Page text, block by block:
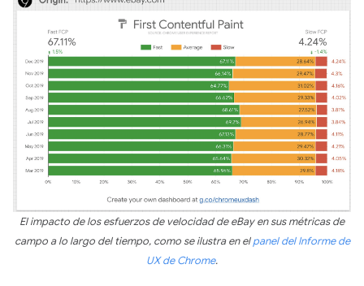
El impacto de los esfuerzos de velocidad de eBay en sus métricas de
campo a lo largo del tiempo, como se ilustra en elpanel del Informe de
UX de Chrome.